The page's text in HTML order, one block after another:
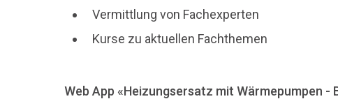
Vermittlung von Fachexperten
Kurse zu aktuellen Fachthemen
Web App «Heizungsersatz mit Wärmepumpen